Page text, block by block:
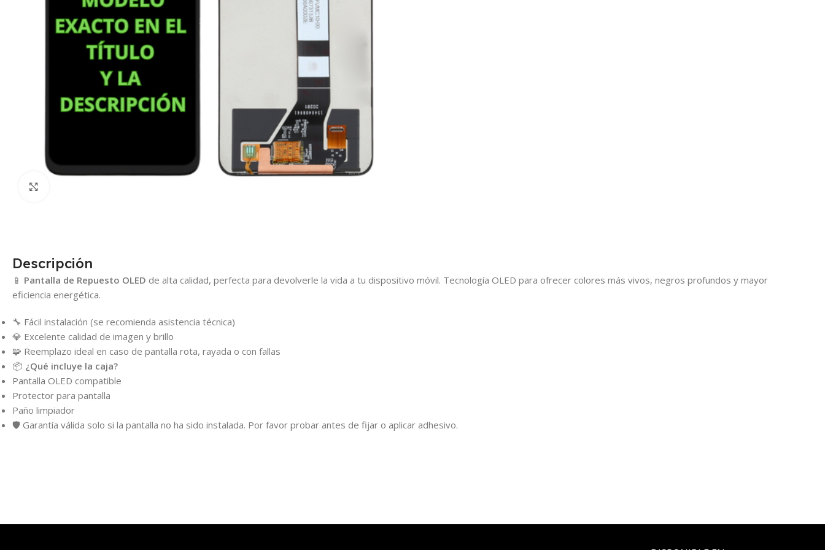
Descripción
📱 Pantalla de Repuesto OLED de alta calidad, perfecta para devolverle la vida a tu dispositivo móvil. Tecnología OLED para ofrecer colores más vivos, negros profundos y mayor
eficiencia energética.
🔧 Fácil instalación (se recomienda asistencia técnica)
💎 Excelente calidad de imagen y brillo
🧩 Reemplazo ideal en caso de pantalla rota, rayada o con fallas
📦 ¿Qué incluye la caja?
Pantalla OLED compatible
Protector para pantalla
Paño limpiador
🛡️ Garantía válida solo si la pantalla no ha sido instalada. Por favor probar antes de fijar o aplicar adhesivo.